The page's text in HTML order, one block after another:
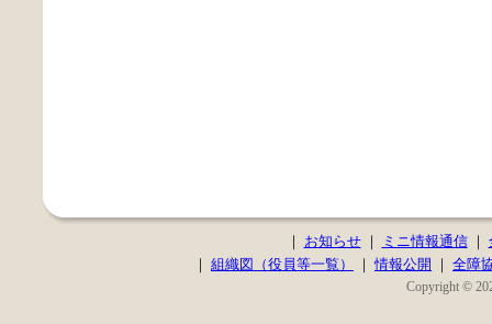
｜ お知らせ｜ ミニ情報通信｜
｜ 組織図（役員等一覧） ｜情報公開 ｜ 全障
Copyright ©